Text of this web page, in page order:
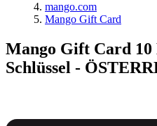
mango.com
Mango Gift Card
Mango Gift Card 10
Schlüssel -